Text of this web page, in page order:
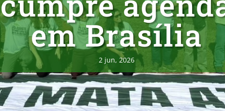
em Brasília
2 jun, 2026